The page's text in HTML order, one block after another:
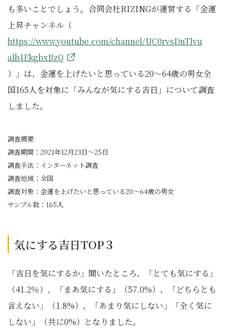
も多いことでしょう。合同会社RIZINGが運営する「金運
上昇チャンネル（
https://www.youtube.com/channel/UC0rvsDnTlvu
alb1EkgbxBzQ
）」は、金運を上げたいと思っている20～64歳の男女全
国165人を対象に「みんなが気にする吉日」について調査
しました。
調査概要
調査期間：2021年12月23日～25日
調査手法：インターネット調査
調査地域：全国
調査対象：金運を上げたいと思っている20～64歳の男女
サンプル数：165人
気にする吉日TOP３
「吉日を気にするか」聞いたところ、「とても気にする」
（41.2％）、「まあ気にする」（57.0%）、「どちらとも
言えない」（1.8%）、「あまり気にしない」「全く気に
しない」（共に0%）となりました。